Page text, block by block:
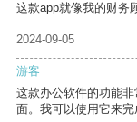
这款app就像我的财务
2024-09-05
游客
这款办公软件的功能
面。我可以使用它来完